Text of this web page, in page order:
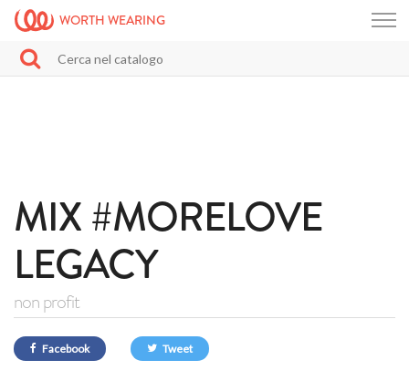
WORTH WEARING
MIX #MORELOVE
LEGACY
non profit
Facebook Tweet